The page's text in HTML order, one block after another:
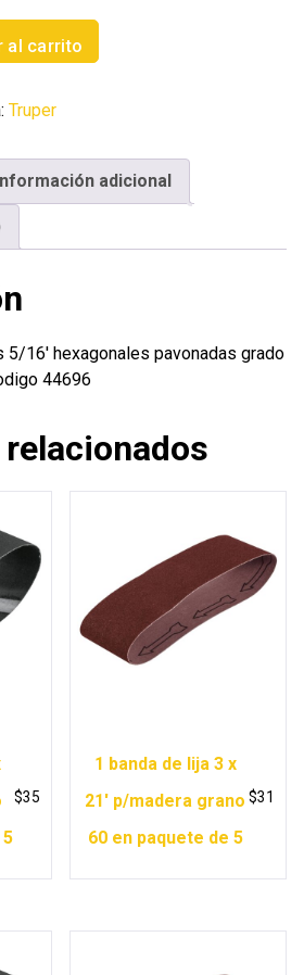
al carrito
Truper
adicional
5/16′ hexagonales pavonadas grado
44696
$35
1 banda de lija 3 x
21′ p/madera grano
60 en paquete de 5
$31